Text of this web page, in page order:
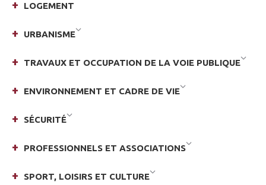
LOGEMENT
URBANISME
TRAVAUX ET OCCUPATION DE LA VOIE PUBLIQUE
ENVIRONNEMENT ET CADRE DE VIE
SÉCURITÉ
PROFESSIONNELS ET ASSOCIATIONS
SPORT, LOISIRS ET CULTURE